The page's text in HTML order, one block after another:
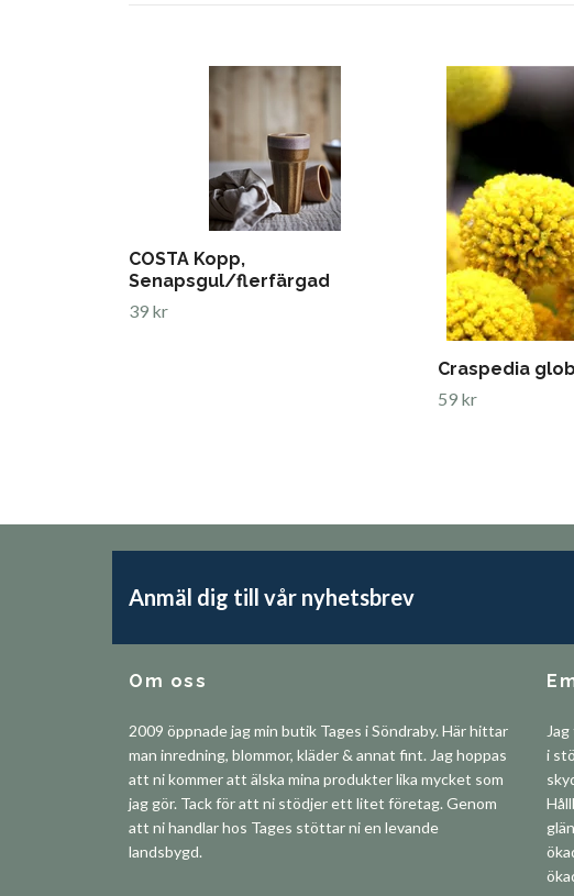
COSTA Kopp,
Senapsgul/flerfärgad
39 kr
Craspedia
59 kr
Anmäl dig till vår nyhetsbrev
Om oss
2009 öppnade jag min butik Tages i Söndraby. Här hittar
man inredning, blommor, kläder & annat fint. Jag hoppas
att ni kommer att älska mina produkter lika mycket som
jag gör. Tack för att ni stödjer ett litet företag. Genom
att ni handlar hos Tages stöttar ni en levande
landsbygd.
i